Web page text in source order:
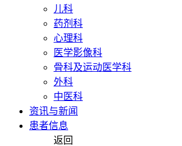
儿科
药剂科
心理科
医学影像科
骨科及运动医学科
外科
中医科
资讯与新闻
患者信息
返回